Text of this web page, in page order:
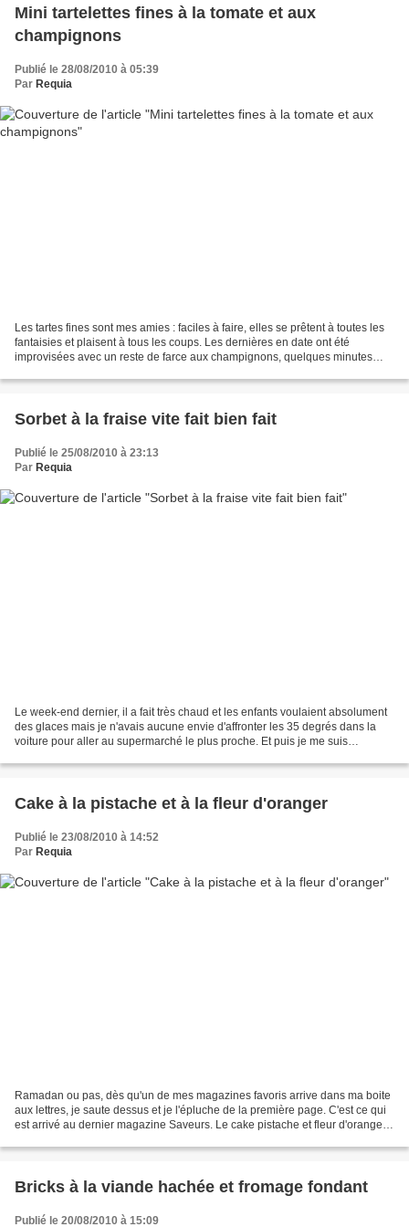
Mini tartelettes fines à la tomate et aux
champignons
Publié le 28/08/2010 à 05:39
Par Requia
Les tartes fines sont mes amies : faciles à faire, elles se prêtent à toutes les
fantaisies et plaisent à tous les coups. Les dernières en date ont été
improvisées avec un reste de farce aux champignons, quelques minutes
Sorbet à la fraise vite fait bien fait
Publié le 25/08/2010 à 23:13
Par Requia
Le week-end dernier, il a fait très chaud et les enfants voulaient absolument
des glaces mais je n'avais aucune envie d'affronter les 35 degrés dans la
voiture pour aller au supermarché le plus proche. Et puis je me suis
Cake à la pistache et à la fleur d'oranger
Publié le 23/08/2010 à 14:52
Par Requia
Ramadan ou pas, dès qu'un de mes magazines favoris arrive dans ma boite
aux lettres, je saute dessus et je l'épluche de la première page. C'est ce qui
est arrivé au dernier magazine Saveurs. Le cake pistache et fleur d'oranger
Bricks à la viande hachée et fromage fondant
Publié le 20/08/2010 à 15:09